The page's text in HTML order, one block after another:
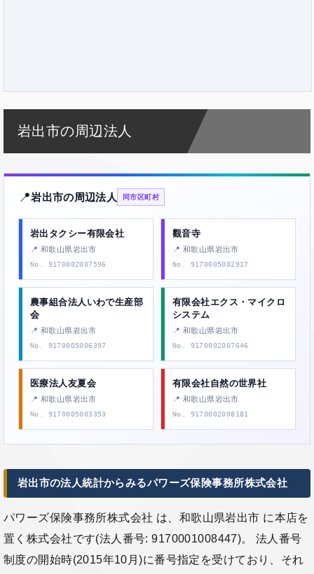
岩出市の周辺法人
📍岩出市の周辺法人 同市区町村
岩出タクシー有限会社
📍 和歌山県岩出市
No. 9170002007596
觀音寺
📍 和歌山県岩出市
No. 9170005002917
農事組合法人いわで生産部
会
📍 和歌山県岩出市
No. 9170005006397
有限会社エクス・マイクロ
システム
📍 和歌山県岩出市
No. 9170002007646
医療法人友夏会
📍 和歌山県岩出市
No. 9170005003353
有限会社自然の世界社
📍 和歌山県岩出市
No. 9170002008181
岩出市の法人統計からみるパワーズ保険事務所株式会社
パワーズ保険事務所株式会社 は、和歌山県岩出市 に本店を
置く株式会社です(法人番号: 9170001008447)。 法人番号
制度の開始時(2015年10月)に番号指定を受けており、それ